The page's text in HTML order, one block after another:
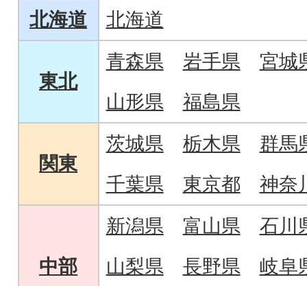
北海道 北海道
東北
青森県 岩手県
宮城
山形県
福島県
関東
茨城県 栃木県
群馬
千葉県
東京都 神奈
中部
新潟県 富山県
石川
山梨県
長野県 岐阜